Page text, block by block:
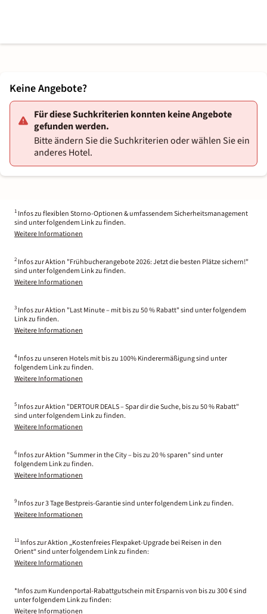
Keine Angebote?
Für diese Suchkriterien konnten keine Angebote
gefunden werden.
Bitte ändern Sie die Suchkriterien oder wählen Sie ein
anderes Hotel.
1 Infos zu flexiblen Storno-Optionen & umfassendem Sicherheitsmanagement
sind unter folgendem Link zu finden.
Weitere Informationen
2 Infos zur Aktion "Frühbucherangebote 2026: Jetzt die besten Plätze sichern!"
sind unter folgendem Link zu finden.
Weitere Informationen
3 Infos zur Aktion "Last Minute – mit bis zu 50 % Rabatt" sind unter folgendem
Link zu finden.
Weitere Informationen
4 Infos zu unseren Hotels mit bis zu 100% Kinderermäßigung sind unter
folgendem Link zu finden.
Weitere Informationen
5 Infos zur Aktion "DERTOUR DEALS – Spar dir die Suche, bis zu 50 % Rabatt"
sind unter folgendem Link zu finden.
Weitere Informationen
6 Infos zur Aktion "Summer in the City – bis zu 20 % sparen" sind unter
folgendem Link zu finden.
Weitere Informationen
9 Infos zur 3 Tage Bestpreis-Garantie sind unter folgendem Link zu finden.
Weitere Informationen
11 Infos zur Aktion „Kostenfreies Flexpaket-Upgrade bei Reisen in den
Orient“ sind unter folgendem Link zu finden:
Weitere Informationen
*Infos zum Kundenportal-Rabattgutschein mit Ersparnis von bis zu 300 € sind
unter folgendem Link zu finden:
Weitere Informationen